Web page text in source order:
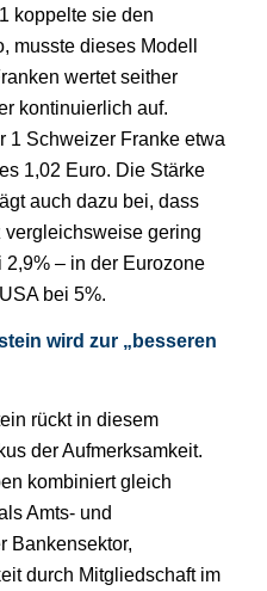
koppelte sie den
musste dieses Modell
wertet seither
kontinuierlich auf.
1 Schweizer Franke etwa
1,02 Euro. Die Stärke
auch dazu bei, dass
gering
– in der Eurozone
bei 5%.
wird zur „besseren
rückt in diesem
der Aufmerksamkeit.
kombiniert gleich
Amts- und
Bankensektor,
durch Mitgliedschaft im